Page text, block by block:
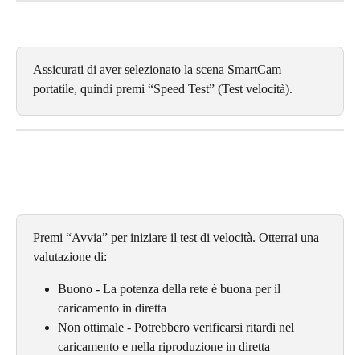
Assicurati di aver selezionato la scena SmartCam
portatile, quindi premi “Speed Test” (Test velocità).
Premi “Avvia” per iniziare il test di velocità. Otterrai una
valutazione di:
Buono - La potenza della rete è buona per il
caricamento in diretta
Non ottimale - Potrebbero verificarsi ritardi nel
caricamento e nella riproduzione in diretta